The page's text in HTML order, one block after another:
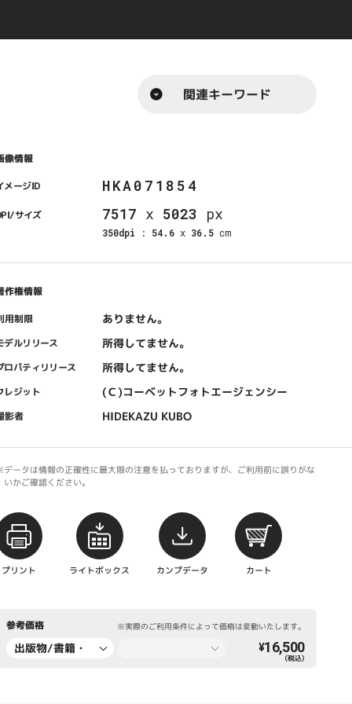
関連キーワード
像情報
メージID HKA071854
サイズ 7517 x 5023 px
350dpi : 54.6 x 36.5 cm
作権情報
用制限 ありません。
デルリリース 所得してません。
ロパティリリース 所得してません。
レジット (Ｃ)コーベットフォトエージェンシー
影者 HIDEKAZU KUBO
ータは情報の正確性に最大限の注意を払っておりますが、ご利用前に誤りがな
いかご確認ください。
プリント ライトボックス カンプデータ カート
参考価格 ※実際のご利用条件によって価格は変動いたします。
出版物/書籍・
¥16,500
（税込）